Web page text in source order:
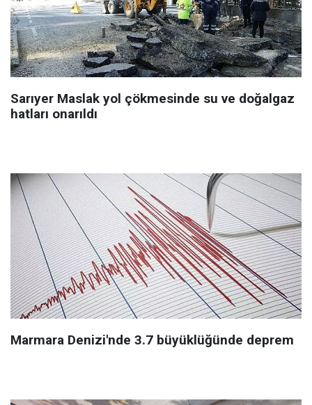
Sarıyer Maslak yol çökmesinde su ve doğalgaz
hatları onarıldı
Marmara Denizi'nde 3.7 büyüklüğünde deprem